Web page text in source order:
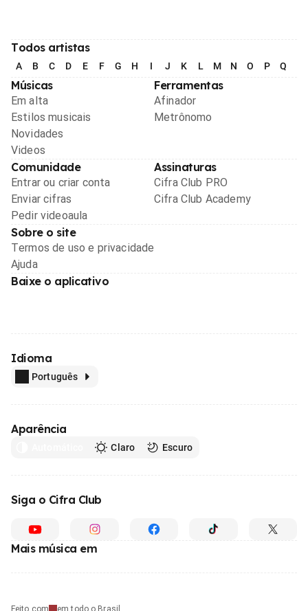
Todos artistas
A B C D E F G H I J K L M N O P Q
Músicas
Em alta
Estilos musicais
Novidades
Videos
Ferramentas
Afinador
Metrônomo
Comunidade
Entrar ou criar conta
Enviar cifras
Pedir videoaula
Assinaturas
Cifra Club PRO
Cifra Club Academy
Sobre o site
Termos de uso e privacidade
Ajuda
Baixe o aplicativo
Idioma
Português
Aparência
Claro Escuro
Siga o Cifra Club
Mais música em
Feito com em todo o Brasil